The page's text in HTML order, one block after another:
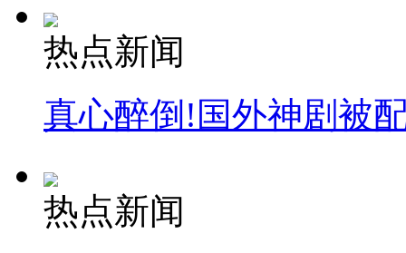
热点新闻
真心醉倒!国外神剧被
热点新闻